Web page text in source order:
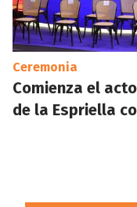
Ceremonia
Comienza el
de la Espriella